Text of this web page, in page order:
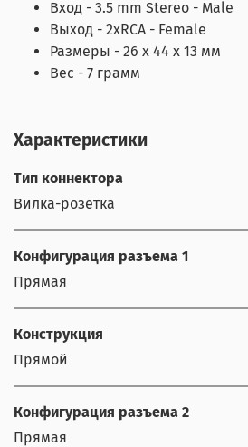
Вход - 3.5 mm Stereo - Male
Выход - 2xRCA - Female
Размеры - 26 x 44 x 13 мм
Вес - 7 грамм
Характеристики
Тип коннектора
Вилка-розетка
Конфигурация разъема 1
Прямая
Конструкция
Прямой
Конфигурация разъема 2
Прямая